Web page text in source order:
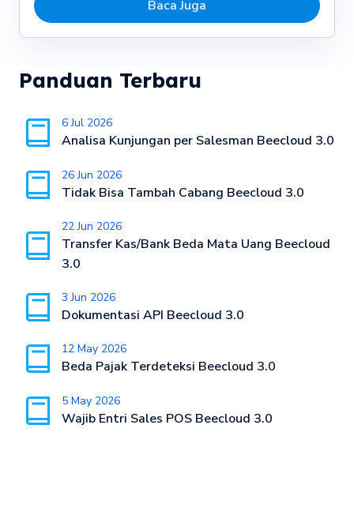
Baca Juga
Panduan Terbaru
6 Jul 2026
Analisa Kunjungan per Salesman Beecloud 3.0
26 Jun 2026
Tidak Bisa Tambah Cabang Beecloud 3.0
22 Jun 2026
Transfer Kas/Bank Beda Mata Uang Beecloud
3.0
3 Jun 2026
Dokumentasi API Beecloud 3.0
12 May 2026
Beda Pajak Terdeteksi Beecloud 3.0
5 May 2026
Wajib Entri Sales POS Beecloud 3.0